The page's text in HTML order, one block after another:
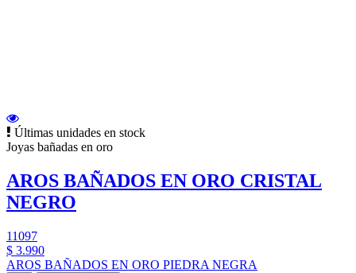
Últimas unidades en stock
Joyas bañadas en oro
AROS BAÑADOS EN ORO CRISTAL
NEGRO
11097
$ 3.990
AROS BAÑADOS EN ORO PIEDRA NEGRA